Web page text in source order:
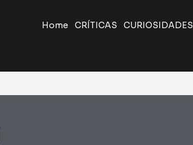
Home CRÍTICAS CURIOSIDADES